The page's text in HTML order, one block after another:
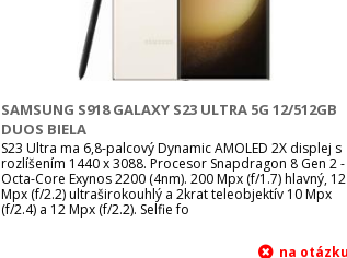
SAMSUNG S918 GALAXY S23 ULTRA 5G 12/512GB
DUOS BIELA
S23 Ultra ma 6,8-palcový Dynamic AMOLED 2X displej s
rozlíšením 1440 x 3088. Procesor Snapdragon 8 Gen 2 -
Octa-Core Exynos 2200 (4nm). 200 Mpx (f/1.7) hlavný, 12
Mpx (f/2.2) ultraširokouhlý a 2krat teleobjektív 10 Mpx
(f/2.4) a 12 Mpx (f/2.2). Selfie fo